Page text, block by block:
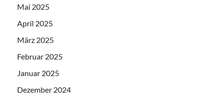
Mai 2025
April 2025
März 2025
Februar 2025
Januar 2025
Dezember 2024